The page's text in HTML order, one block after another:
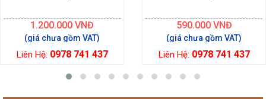
1.200.000 VNĐ
Liên Hệ: 0978 741 437
590.000VNĐ
Liên Hệ: 0978 741 437